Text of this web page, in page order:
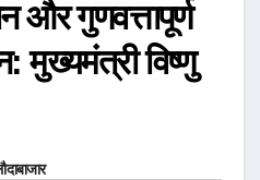
और गुणवत्तापूर्ण
मुख्यमंत्री विष्णु